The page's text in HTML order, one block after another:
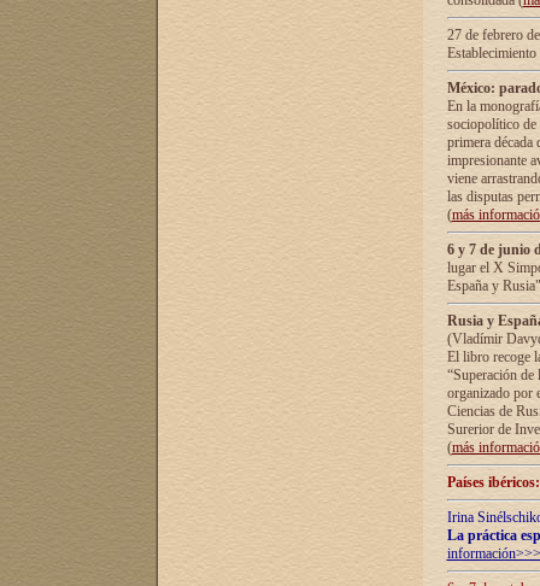
27 de febrero
México:
En la
sociopolítico de
primera década
impresionante
viene
las disputas
(más
6 y 7 de junio
lugar el X
España y
Rusia y
(Vladímir
El libro recoge
“Superación
organizado por
Ciencias de
Surerior de
(más
Países
Irina
La práctica
información>>>